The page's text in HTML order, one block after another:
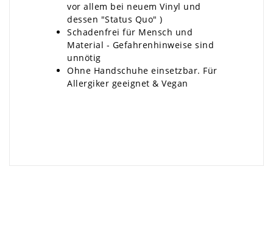
vor allem bei neuem Vinyl und
dessen "Status Quo" )
Schadenfrei für Mensch und
Material - Gefahrenhinweise sind
unnötig
Ohne Handschuhe einsetzbar. Für
Allergiker geeignet & Vegan